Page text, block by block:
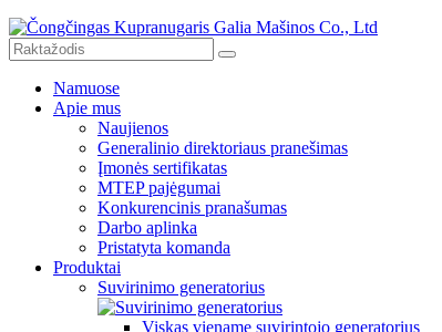
Namuose
Apie mus
Naujienos
Generalinio direktoriaus pranešimas
Įmonės sertifikatas
MTEP pajėgumai
Konkurencinis pranašumas
Darbo aplinka
Pristatyta komanda
Produktai
Suvirinimo generatorius
Viskas viename suvirintojo generatorius